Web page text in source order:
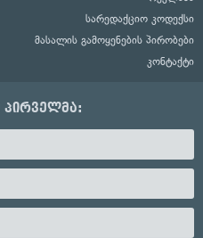
სარედაქციო კოდექსი
მასალის გამოყენების პირობები
კონტაქტი
პირველმა: